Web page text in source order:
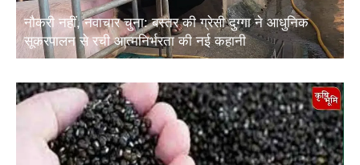
नौकरी नहीं, नवाचार चुना: बस्तर की ग्रेसी दुग्गा ने आधुनिक
सूकरपालन से रची आत्मनिर्भरता की नई कहानी